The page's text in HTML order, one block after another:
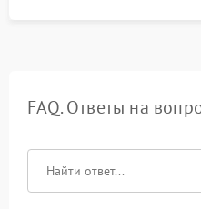
FAQ. Ответы на